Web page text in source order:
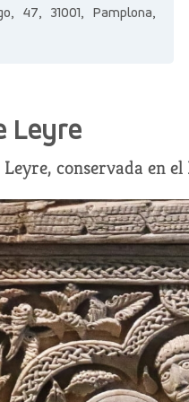
47, 31001, Pamplona,
Leyre
conservada en